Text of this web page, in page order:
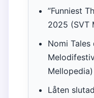
”Funniest
2025 (SVT
Nomi
Mellopedia)
Låten